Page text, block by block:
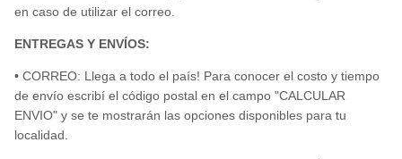
en caso de utilizar el correo.
ENTREGAS Y ENVÍOS:
• CORREO: Llega a todo el país! Para conocer el costo y tiempo
de envío escribí el código postal en el campo "CALCULAR
ENVIO" y se te mostrarán las opciones disponibles para tu
localidad.